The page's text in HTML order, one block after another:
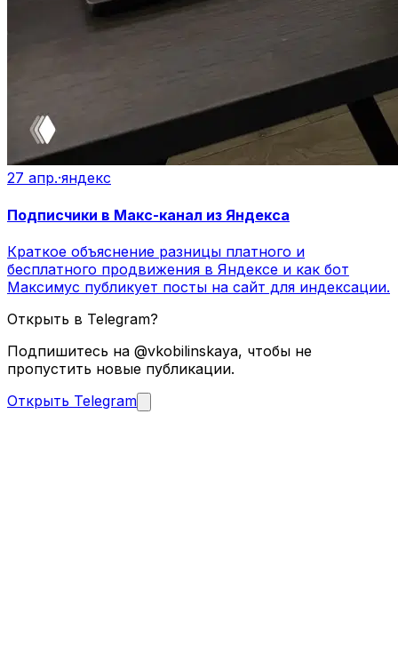
27 апр.·яндекс
Подписчики в Макс-канал из Яндекса
Краткое объяснение разницы платного и
бесплатного продвижения в Яндексе и как бот
Максимус публикует посты на сайт для индексации.
Открыть в Telegram?
Подпишитесь на @vkobilinskaya, чтобы не
пропустить новые публикации.
Открыть Telegram